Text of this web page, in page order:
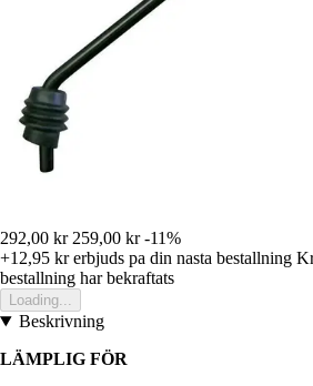
292,00 kr 259,00 kr -11%
+12,95 krerbjuds pa din nasta bestallning
bestallning har bekraftats
Loading...
Beskrivning
LÄMPLIG FÖR